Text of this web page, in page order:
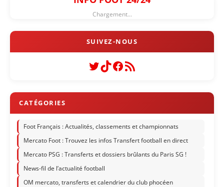
Chargement...
Twitter
TikTok
Facebook
Flux RSS
Foot Français : Actualités, classements et championnats
Mercato Foot : Trouvez les infos Transfert football en direct
Mercato PSG : Transferts et dossiers brûlants du Paris SG !
News-fil de l’actualité football
OM mercato, transferts et calendrier du club phocéen